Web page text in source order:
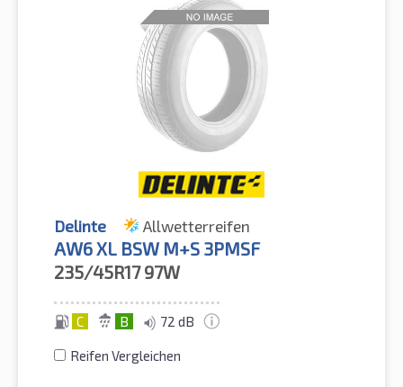
Delinte Allwetterreifen
AW6 XL BSW M+S 3PMSF
235/45R17 97W
C B 72 dB
Reifen Vergleichen